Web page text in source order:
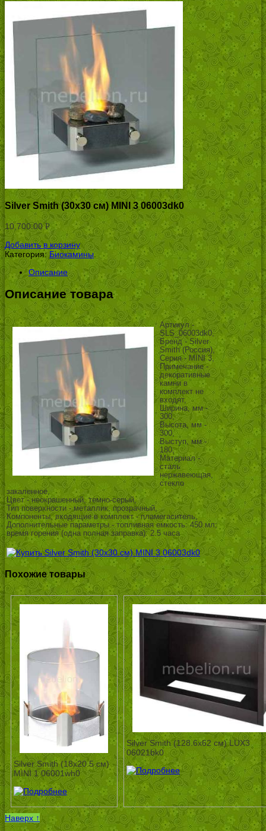
Silver Smith (30х30 см) MINI 3 06003dk0
10,700.00Р
УБ.
Добавить в корзину
Категория: Биокамины
Описание
Описание товара
Артикул -
SLS_06003dk0,
Бренд - Silver
Smith (Россия),
Серия - MINI 3,
Примечание -
декоративные
камни в
комплект не
входят,
Ширина, мм -
300,
Высота, мм -
300,
Выступ, мм -
180,
Материал -
сталь
нержавеющая,
стекло
закаленное,
Цвет - неокрашенный, темно-серый,
Тип поверхности - металлик, прозрачный,
Компоненты, входящие в комплект - пламегаситель,
Дополнительные параметры - топливная емкость: 450 мл;
время горения (одна полная заправка): 2.5 часа
Похожие товары
Silver Smith (18х20.5 см)
MINI 1 06001wh0
Silver Smith (128.6х62 см) LUX3
06021bk0
Наверх ↑